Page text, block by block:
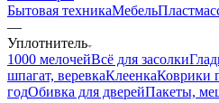
Бытовая техникаМебель
—
Уплотнитель
1000 мелочейВсё для засолки
шпагат, веревкаКлеенкаКоврики
годОбивка для дверейПакеты,